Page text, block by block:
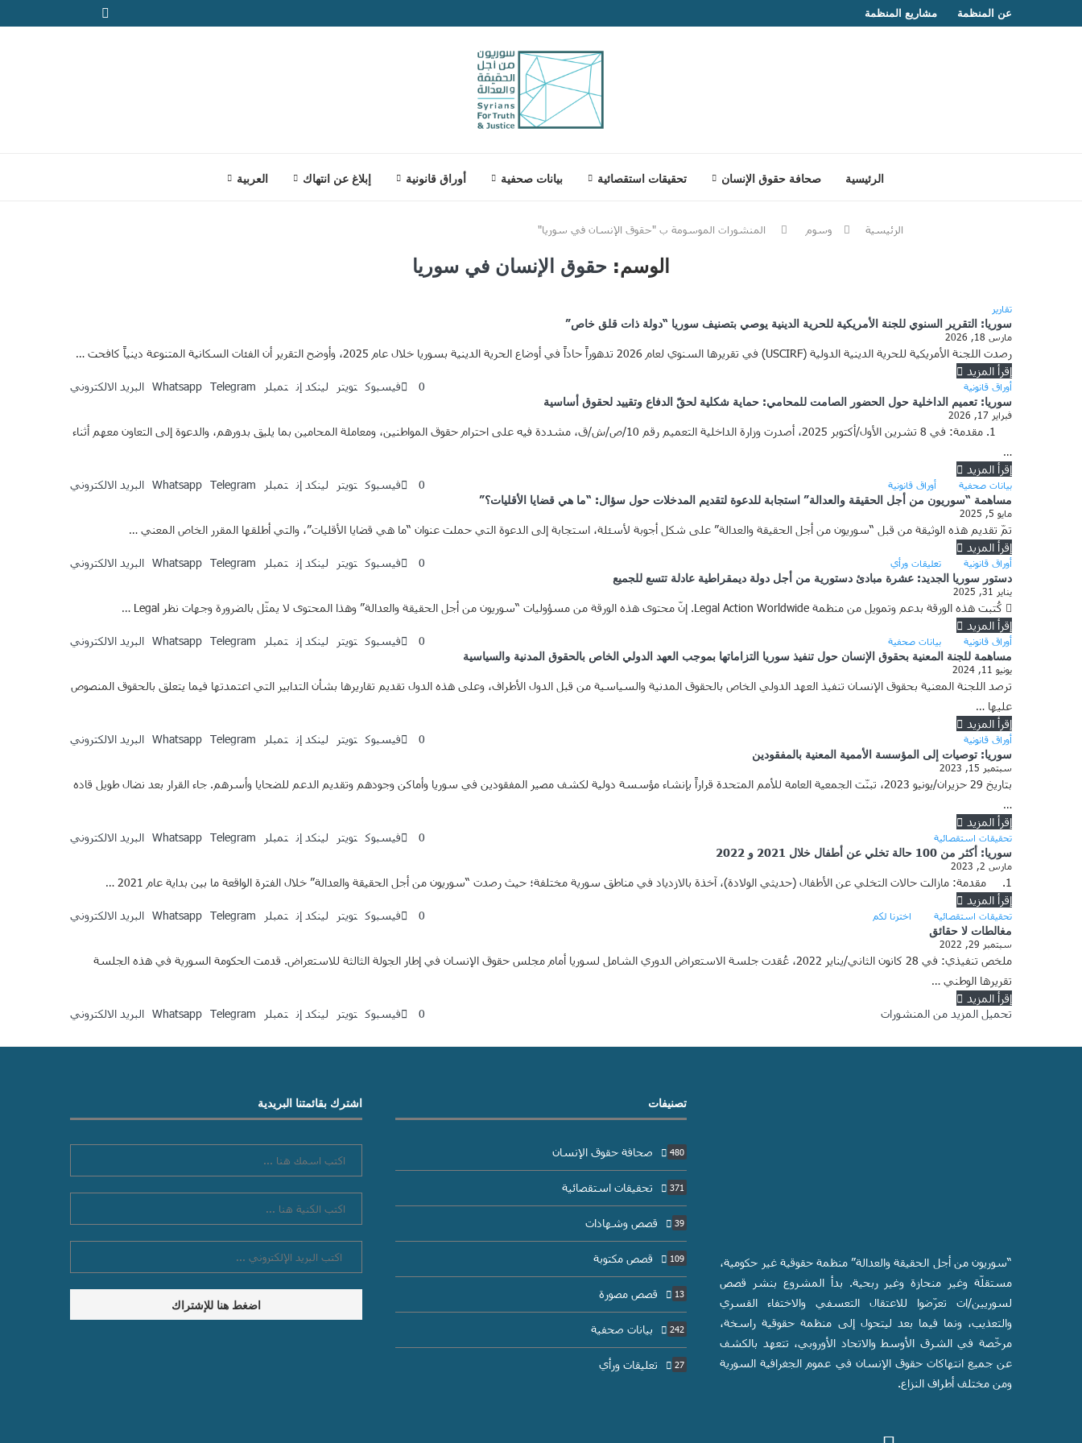
عن المنظمة مشاريع المنظمة
الرئيسية صحافة حقوق الإنسان تحقيقات استقصائية بيانات صحفية أوراق قانونية إبلاغ عن انتهاك العربية
الرئيسية وسوم المنشورات الموسومة ب "حقوق الإنسان في سوريا"
الوسم: حقوق الإنسان في سوريا
تقارير
سوريا: التقرير السنوي للجنة الأمريكية للحرية الدينية يوصي بتصنيف سوريا “دولة ذات قلق خاص”
مارس 18, 2026
رصدت اللجنة الأمريكية للحرية الدينية الدولية (USCIRF) في تقريرها السنوي لعام 2026 تدهوراً حاداً في أوضاع الحرية الدينية بسوريا خلال عام 2025، وأوضح التقرير أن الفئات السكانية المتنوعة دينياً كافحت …
إقرأ المزيد
0
فيسبوك تويتر لينكد إن تمبلر Whatsapp Telegram البريد الالكتروني أوراق قانونية
سوريا: تعميم الداخلية حول الحضور الصامت للمحامي: حماية شكلية لحقّ الدفاع وتقييد لحقوق أساسية
فبراير 17, 2026
1. مقدمة: في 8 تشرين الأول/أكتوبر 2025، أصدرت وزارة الداخلية التعميم رقم 10/ص/ش/ق، مشددة فيه على احترام حقوق المواطنين، ومعاملة المحامين بما يليق بدورهم، والدعوة إلى التعاون معهم أثناء
…
إقرأ المزيد
0
فيسبوك تويتر لينكد إن تمبلر Whatsapp Telegram البريد الالكتروني بيانات صحفية أوراق قانونية
مساهمة “سوريون من أجل الحقيقة والعدالة” استجابة للدعوة لتقديم المدخلات حول سؤال: “ما هي قضايا الأقليات؟”
مايو 5, 2025
تمّ تقديم هذه الوثيقة من قبل “سوريون من أجل الحقيقة والعدالة” على شكل أجوبة لأسئلة، استجابة إلى الدعوة التي حملت عنوان “ما هي قضايا الأقليات”، والتي أطلقها المقرر الخاص المعني …
إقرأ المزيد
0
فيسبوك تويتر لينكد إن تمبلر Whatsapp Telegram البريد الالكتروني أوراق قانونية تعليقات ورأي
دستور سوريا الجديد: عشرة مبادئ دستورية من أجل دولة ديمقراطية عادلة تتسع للجميع
يناير 31, 2025
 كُتبت هذه الورقة بدعم وتمويل من منظمة Legal Action Worldwide. إنّ محتوى هذه الورقة من مسؤوليات “سوريون من أجل الحقيقة والعدالة” وهذا المحتوى لا يمثّل بالضرورة وجهات نظر Legal …
إقرأ المزيد
0
فيسبوك تويتر لينكد إن تمبلر Whatsapp Telegram البريد الالكتروني أوراق قانونية بيانات صحفية
مساهمة للجنة المعنية بحقوق الإنسان حول تنفيذ سوريا التزاماتها بموجب العهد الدولي الخاص بالحقوق المدنية والسياسية
يونيو 11, 2024
ترصد اللجنة المعنية بحقوق الإنسان تنفيذ العهد الدولي الخاص بالحقوق المدنية والسياسية من قبل الدول الأطراف، وعلى هذه الدول تقديم تقاريرها بشأن التدابير التي اعتمدتها فيما يتعلق بالحقوق المنصوص
عليها …
إقرأ المزيد
0
فيسبوك تويتر لينكد إن تمبلر Whatsapp Telegram البريد الالكتروني أوراق قانونية
سوريا: توصيات إلى المؤسسة الأممية المعنية بالمفقودين
سبتمبر 15, 2023
بتاريخ 29 حزيران/يونيو 2023، تبنّت الجمعية العامة للأمم المتحدة قراراً بإنشاء مؤسسة دولية لكشف مصير المفقودين في سوريا وأماكن وجودهم وتقديم الدعم للضحايا وأسرهم. جاء القرار بعد نضال طويل قاده
…
إقرأ المزيد
0
فيسبوك تويتر لينكد إن تمبلر Whatsapp Telegram البريد الالكتروني تحقيقات استقصائية
سوريا: أكثر من 100 حالة تخلي عن أطفال خلال 2021 و 2022
مارس 2, 2023
1. مقدمة: مازالت حالات التخلي عن الأطفال (حديثي الولادة)، آخذة بالازدياد في مناطق سورية مختلفة؛ حيث رصدت “سوريون من أجل الحقيقة والعدالة” خلال الفترة الواقعة ما بين بداية عام 2021 …
إقرأ المزيد
0
فيسبوك تويتر لينكد إن تمبلر Whatsapp Telegram البريد الالكتروني تحقيقات استقصائية اخترنا لكم
مغالطات لا حقائق
سبتمبر 29, 2022
ملخص تنفيذي: في 28 كانون الثاني/يناير 2022، عُقدت جلسة الاستعراض الدوري الشامل لسوريا أمام مجلس حقوق الإنسان في إطار الجولة الثالثة للاستعراض. قدمت الحكومة السورية في هذه الجلسة
تقريرها الوطني …
إقرأ المزيد
0
فيسبوك تويتر لينكد إن تمبلر Whatsapp Telegram البريد الالكتروني تحميل المزيد من المنشورات
“سوريون من أجل الحقيقة والعدالة” منظمة حقوقية غير حكومية،
مستقلّة وغير منحازة وغير ربحية. بدأ المشروع بنشر قصص
لسوريين/ات تعرّضوا للاعتقال التعسفي والاختفاء القسري
والتعذيب، ونما فيما بعد ليتحول إلى منظمة حقوقية راسخة،
مرخّصة في الشرق الأوسط والاتحاد الأوروبي، تتعهد بالكشف
عن جميع انتهاكات حقوق الإنسان في عموم الجغرافية السورية
ومن مختلف أطراف النزاع.
تصنيفات
صحافة حقوق الإنسان 480
تحقيقات استقصائية 371
قصص وشهادات 39
قصص مكتوبة 109
قصص مصورة 13
بيانات صحفية 242
تعليقات ورأي 27
اشترك بقائمتنا البريدية